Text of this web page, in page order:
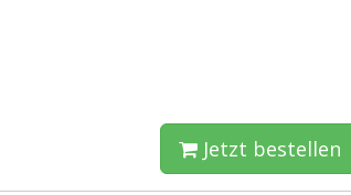
Jetzt bestellen